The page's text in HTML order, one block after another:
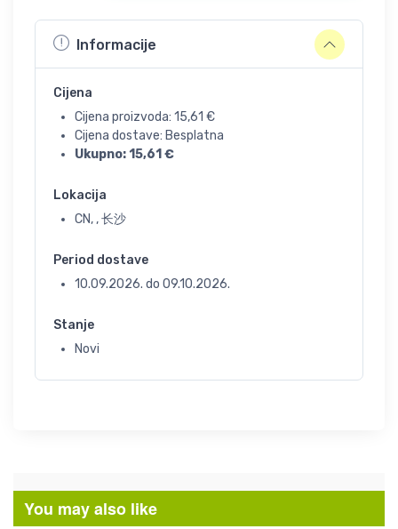
Informacije
Cijena
Cijena proizvoda: 15,61 €
Cijena dostave: Besplatna
Ukupno:15,61 €
Lokacija
CN, , 长沙
Period dostave
10.09.2026. do 09.10.2026.
Stanje
Novi